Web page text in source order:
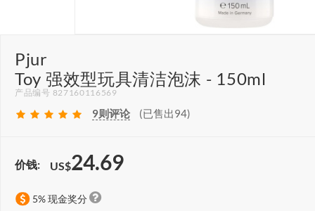
Pjur
Toy 强效型玩具清洁泡沫 - 150ml
产品编号 827160116569
9则评论 (已售出94)
价钱: US$24.69
5% 现金奖分